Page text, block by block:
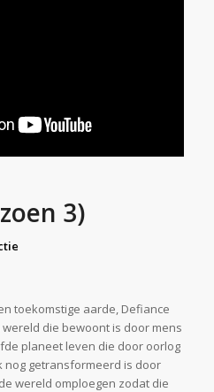
3)
toekomstige aarde, Defiance
die bewoont is door mens
planeet leven die door oorlog
nog getransformeerd is door
wereld omploegen zodat die